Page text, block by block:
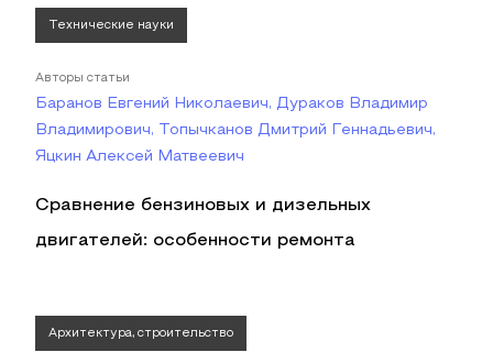
Технические науки
Авторы статьи
Баранов Евгений Николаевич, Дураков Владимир
Владимирович, Топычканов Дмитрий Геннадьевич,
Яцкин Алексей Матвеевич
Сравнение бензиновых и дизельных
двигателей: особенности ремонта
Архитектура, строительство